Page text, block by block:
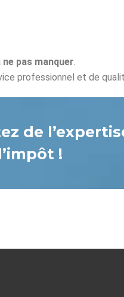
pas manquer
professionnel et de
de
!